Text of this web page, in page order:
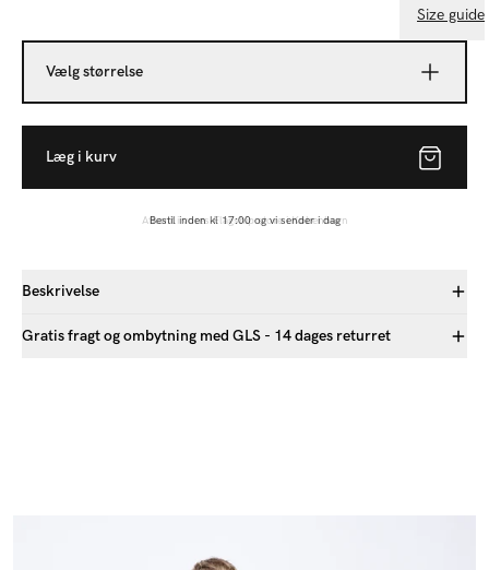
Size guide
Vælg størrelse
Læg i kurv
Bestil inden kl 17:00 og vi sender i dag
Beskrivelse
Gratis fragt og ombytning med GLS - 14 dages returret